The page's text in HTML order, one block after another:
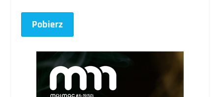
Pobierz